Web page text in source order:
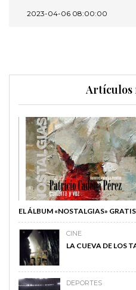
2023-04-06 08:00:00
Artículos
EL ÁLBUM «NOSTALGIAS» GRATIS
CINE
LA CUEVA DE LOS
DEPORTES